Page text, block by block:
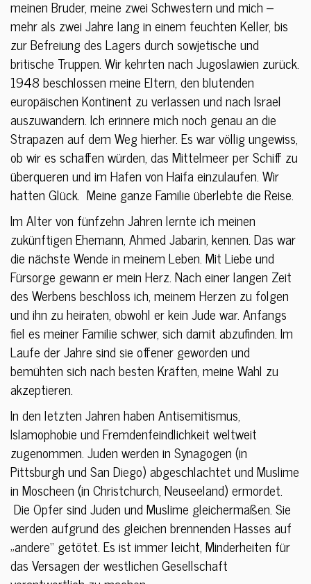
meinen Bruder, meine zwei Schwestern und mich –
mehr als zwei Jahre lang in einem feuchten Keller, bis
zur Befreiung des Lagers durch sowjetische und
britische Truppen. Wir kehrten nach Jugoslawien zurück.
1948 beschlossen meine Eltern, den blutenden
europäischen Kontinent zu verlassen und nach Israel
auszuwandern. Ich erinnere mich noch genau an die
Strapazen auf dem Weg hierher. Es war völlig ungewiss,
ob wir es schaffen würden, das Mittelmeer per Schiff zu
überqueren und im Hafen von Haifa einzulaufen. Wir
hatten Glück. Meine ganze Familie überlebte die Reise.
Im Alter von fünfzehn Jahren lernte ich meinen
zukünftigen Ehemann, Ahmed Jabarin, kennen. Das war
die nächste Wende in meinem Leben. Mit Liebe und
Fürsorge gewann er mein Herz. Nach einer langen Zeit
des Werbens beschloss ich, meinem Herzen zu folgen
und ihn zu heiraten, obwohl er kein Jude war. Anfangs
fiel es meiner Familie schwer, sich damit abzufinden. Im
Laufe der Jahre sind sie offener geworden und
bemühten sich nach besten Kräften, meine Wahl zu
akzeptieren.
In den letzten Jahren haben Antisemitismus,
Islamophobie und Fremdenfeindlichkeit weltweit
zugenommen. Juden werden in Synagogen (in
Pittsburgh und San Diego) abgeschlachtet und Muslime
in Moscheen (in Christchurch, Neuseeland) ermordet.
Die Opfer sind Juden und Muslime gleichermaßen. Sie
werden aufgrund des gleichen brennenden Hasses auf
„andere“ getötet. Es ist immer leicht, Minderheiten für
das Versagen der westlichen Gesellschaft